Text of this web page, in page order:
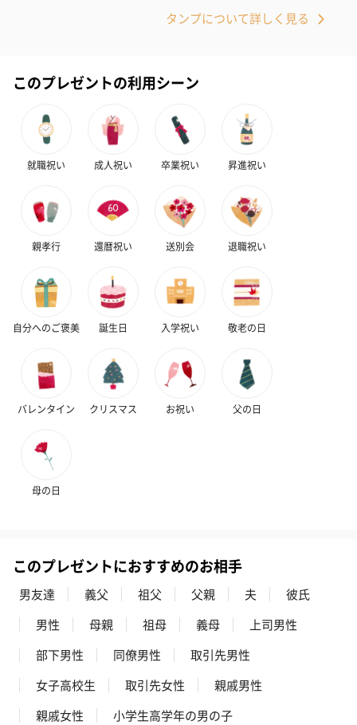
梱します。
一部花材が写真と異なる場合がございます。予めご了承くださ
い。パッケージに入れてお届けします。
ブーケ（ピンク）
（2,580円）
ブーケ（ブルー）
（2,580円）
ぬいぐるみ
愛らしいぬいぐるみを同梱してお届けします。
誕生日・記念日・出産祝いなどのシーンにおすすめです。
フラワーテディベア
（2,390円）
テディベア（バニラ）
（1,760円）
紅茶・コーヒー・スイーツ
紅茶・コーヒー・スイーツを同梱してお届けいたします。ギフト
への＋αにおすすめです。
タンプについて詳しく見る
このプレゼントの利用シーン
就職祝い 成人祝い 卒業祝い 昇進祝い
親孝行 還暦祝い 送別会 退職祝い
自分へのご褒美 誕生日 入学祝い 敬老の日
バレンタイン クリスマス お祝い 父の日
母の日
このプレゼントにおすすめのお相手
男友達 義父 祖父 父親 夫
彼氏
男性
母親 祖母 義母
上司男性
部下男性
同僚男性
取引先男性
女子高校生
取引先女性
親戚男性
親戚女性
小学生高学年の男の子